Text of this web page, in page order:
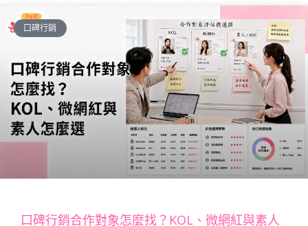
口碑行銷
口碑行銷合作對象怎麼找？KOL、微網紅與素人